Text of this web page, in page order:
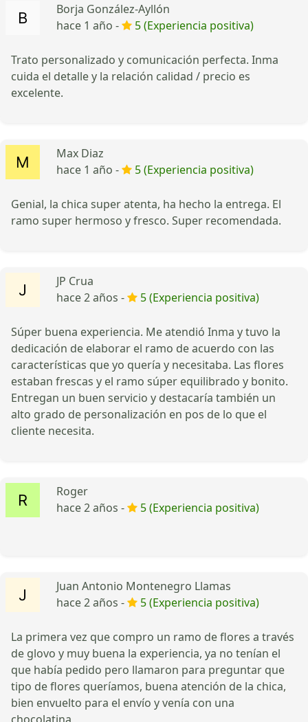
Borja González-Ayllón
hace 1 año -
5 (Experiencia positiva)
Trato personalizado y comunicación perfecta. Inma
cuida el detalle y la relación calidad / precio es
excelente.
Max Diaz
hace 1 año -
5 (Experiencia positiva)
Genial, la chica super atenta, ha hecho la entrega. El
ramo super hermoso y fresco. Super recomendada.
JP Crua
hace 2 años -
5 (Experiencia positiva)
Súper buena experiencia. Me atendió Inma y tuvo la
dedicación de elaborar el ramo de acuerdo con las
características que yo quería y necesitaba. Las flores
estaban frescas y el ramo súper equilibrado y bonito.
Entregan un buen servicio y destacaría también un
alto grado de personalización en pos de lo que el
cliente necesita.
Roger
hace 2 años -
5 (Experiencia positiva)
Juan Antonio Montenegro Llamas
hace 2 años -
5 (Experiencia positiva)
La primera vez que compro un ramo de flores a través
de glovo y muy buena la experiencia, ya no tenían el
que había pedido pero llamaron para preguntar que
tipo de flores queríamos, buena atención de la chica,
bien envuelto para el envío y venía con una